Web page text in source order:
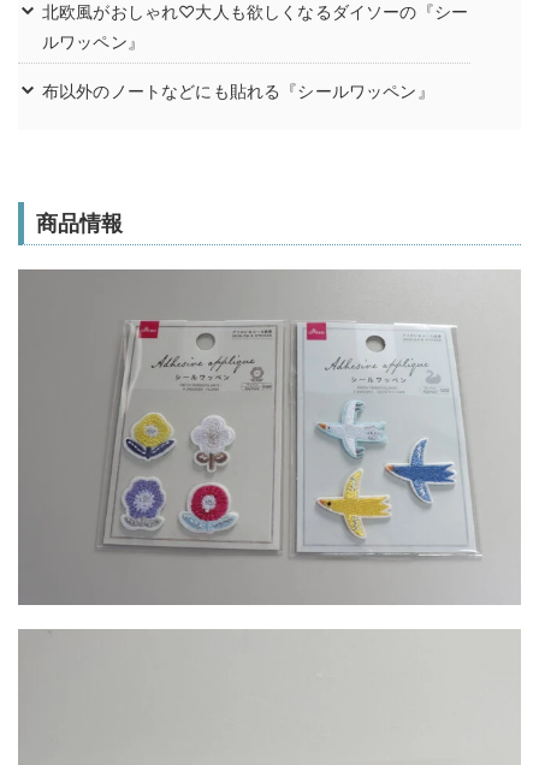
北欧風がおしゃれ♡大人も欲しくなるダイソーの『シー
ルワッペン』
布以外のノートなどにも貼れる『シールワッペン』
商品情報